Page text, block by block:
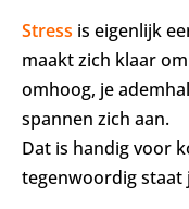
Stress is eigenlijk
maakt zich klaar
omhoog, je
spannen zich aan.
Dat is handig voor
tegenwoordig staat